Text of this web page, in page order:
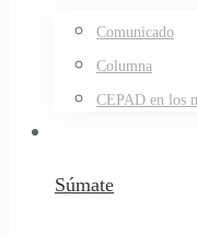
Comunicado
Columna
CEPAD en los
Súmate